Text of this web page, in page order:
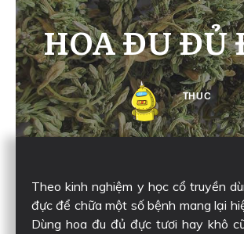
HOA ĐU ĐỦ
THUC
Theo kinh nghiệm y học cổ truyền
đực để chữa một số bệnh mang lại
Dùng hoa đu đủ đực tươi hay khô